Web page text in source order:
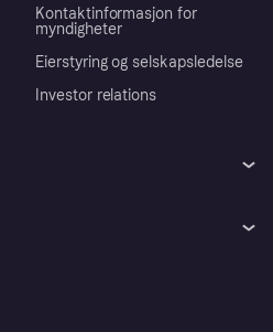
Kontaktinformasjon for
myndigheter
Eierstyring og selskapsledelse
Investor relations